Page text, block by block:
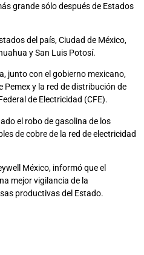
grande sólo después de Estados
del país, Ciudad de México,
y San Luis Potosí.
junto con el gobierno mexicano,
y la red de distribución de
de Electricidad (CFE).
el robo de gasolina de los
de cobre de la red de electricidad
México, informó que el
mejor vigilancia de la
productivas del Estado.